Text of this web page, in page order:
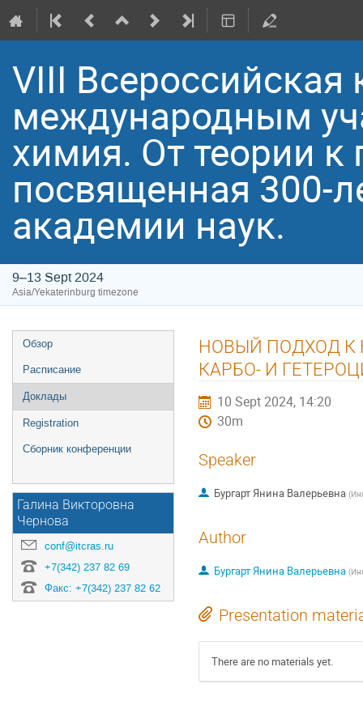
VIII
международным
химия. От теории к
посвященная 300-
академии наук.
9–13 Sept 2024
Asia/Yekaterinburg timezone
Event
menu
Обзор
Расписание
Доклады
Registration
Сборник конференции
Галина Викторовна
Чернова
conf@itcras.ru
+7(342) 237 82 69
Факс: +7(342) 237 82 62
НОВЫЙ ПОДХОД
КАРБО- И
10 Sept 2024, 14:20
30m
Speaker
Бургарт Янина Валерьевна (
Author
Бургарт Янина Валерьевна (
Presentation
There are no materials yet.